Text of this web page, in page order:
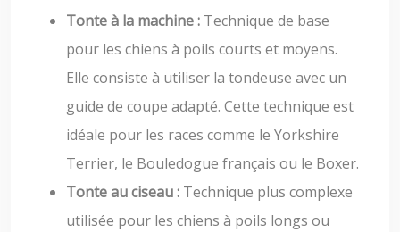
Tonte à la machine : Technique de base
pour les chiens à poils courts et moyens.
Elle consiste à utiliser la tondeuse avec un
guide de coupe adapté. Cette technique est
idéale pour les races comme le Yorkshire
Terrier, le Bouledogue français ou le Boxer.
Tonte au ciseau : Technique plus complexe
utilisée pour les chiens à poils longs ou